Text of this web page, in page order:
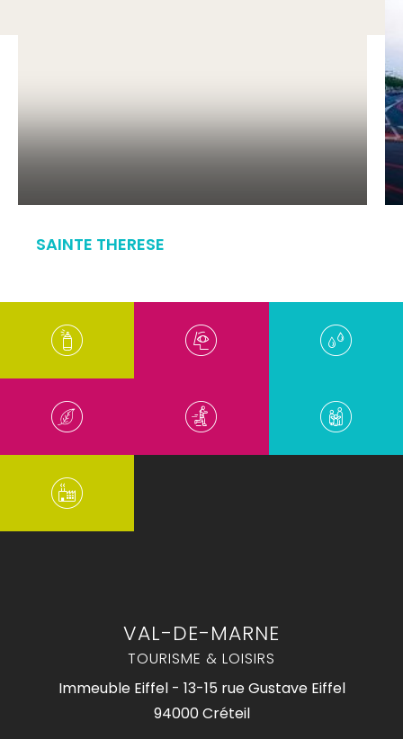
SAINTE THERESE
VAL-DE-MARNE
TOURISME & LOISIRS
Immeuble Eiffel - 13-15 rue Gustave Eiffel
94000 Créteil